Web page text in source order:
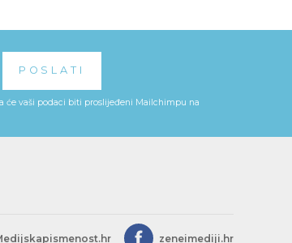
će vaši podaci biti proslijeđeni Mailchimpu na
zeneimediji.hr